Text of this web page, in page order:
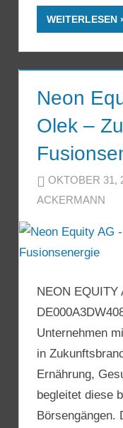
WEITERLESEN
Neon
Olek –
OKTOBER 31,
ACKERMANN
NEON EQUITY
Unternehmen
in
Ernährung,
begleitet diese
Börsengängen.